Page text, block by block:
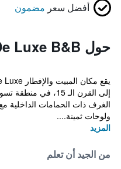
أفضل سعر مضمون
حول M Club De Luxe B&B
إلى القرن الـ 15،
الغرف ذات الحمامات
ولوحات ثمينة....
المزيد
من الجيد أن تعلم